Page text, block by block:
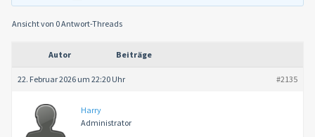
Ansicht von 0 Antwort-Threads
Autor Beiträge
22. Februar 2026 um 22:20 Uhr #2135
Harry
Administrator